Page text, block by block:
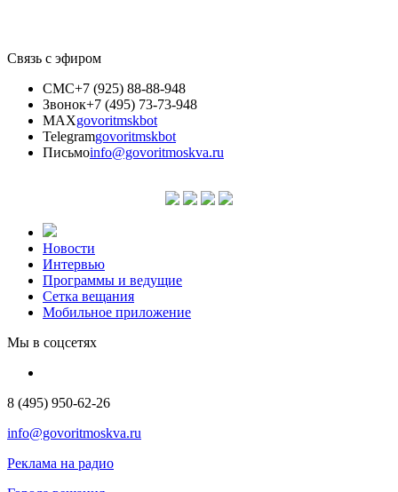
Связь с эфиром
СМС+7 (925) 88-88-948
Звонок+7 (495) 73-73-948
MAXgovoritmskbot
Telegramgovoritmskbot
Письмоinfo@govoritmoskva.ru
Новости
Интервью
Программы и ведущие
Сетка вещания
Мобильное приложение
Мы в соцсетях
8 (495) 950-62-26
info@govoritmoskva.ru
Реклама на радио